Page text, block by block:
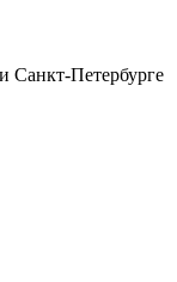
Санкт-Петербурге